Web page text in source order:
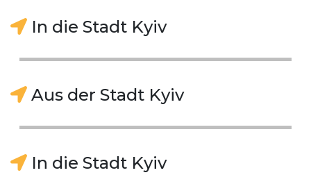
In die Stadt Kyiv
Aus der Stadt Kyiv
In die Stadt Kyiv